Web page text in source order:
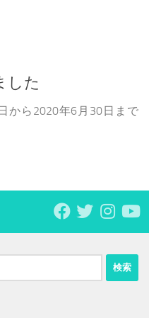
した
から2020年6月30日まで